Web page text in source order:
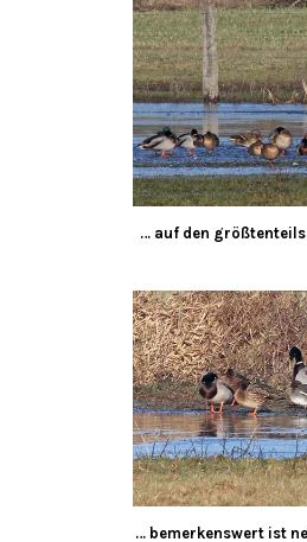
… auf den
… bemerkenswert ist